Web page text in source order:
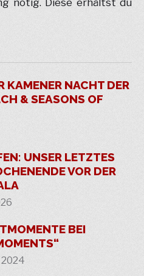
KAMENER NACHT DER
& SEASONS OF
UNSER LETZTES
VOR DER
BEI